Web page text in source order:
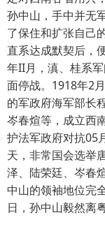
孙中山，手中并无
了保住和扩张自己
直系达成默契后，
年II月，滇、桂系
面停战。1918年2
的军政府海军部长
岑春煊等，成立西
护法军政府对抗05
天，非常国会选举
泽、陆荣廷、岑春
中山的领袖地位完
日，孙中山毅然离